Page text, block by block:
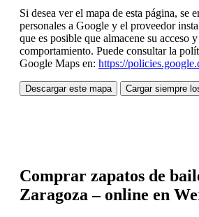
Si desea ver el mapa de esta página, se
personales a Google y el proveedor
que es posible que almacene su acceso
comportamiento. Puede consultar la
Google Maps en: https://
Descargar este mapa Cargar siempre
Comprar zapatos de
Zaragoza – online en